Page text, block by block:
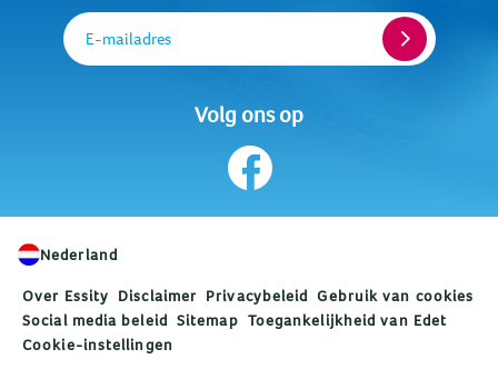
E-mailadres
Volg ons op
Nederland
Over Essity Disclaimer Privacybeleid Gebruik van cookies
Social media beleid Sitemap Toegankelijkheid van Edet
Cookie-instellingen